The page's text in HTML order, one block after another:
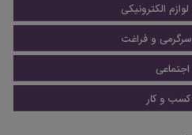
لوازم الکترونیکی
سرگرمی و فراغت
اجتماعی
کسب و کار